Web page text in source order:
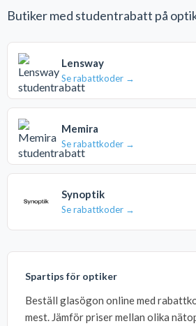
Butiker med studentrabatt på
Lensway
Se rabattkoder →
Memira
Se rabattkoder →
Synoptik
Se rabattkoder →
Spartips för optiker
Beställ glasögon online med
mest. Jämför priser mellan olika